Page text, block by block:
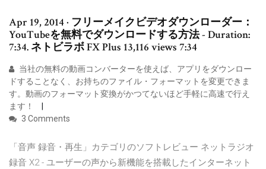
Apr 19, 2014 · フリーメイクビデオダウンローダー：
YouTubeを無料でダウンロードする方法 - Duration:
7:34. ネトビラボ FX Plus 13,116 views 7:34
当社の無料の動画コンバーターを使えば、アプリをダウンロー
ドすることなく、お持ちのファイル・フォーマットを変更できま
す。動画のフォーマット変換がかつてないほど手軽に高速で行え
ます！
3 Comments
「音声 録音・再生」カテゴリのソフトレビュー ネットラジオ
録音 X2 - ユーザーの声から新機能を搭載したインターネット